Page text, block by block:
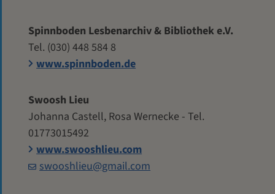
Spinnboden Lesbenarchiv & Bibliothek e.V.
Tel. (030) 448 584 8
www.spinnboden.de
Swoosh Lieu
Johanna Castell, Rosa Wernecke - Tel.
01773015492
www.swooshlieu.com
swooshlieu@gmail.com